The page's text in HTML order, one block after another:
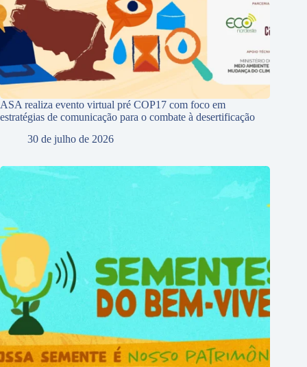
ASA realiza evento virtual pré COP17 com foco em
estratégias de comunicação para o combate à desertificação
30 de julho de 2026